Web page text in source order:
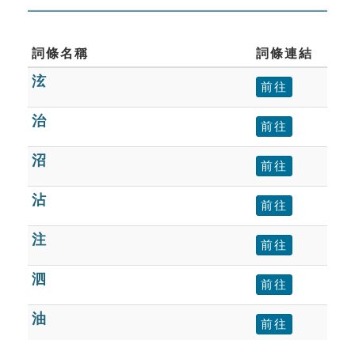
單字索引
生命大百科索引
遊戲專區
教學應用
貓頭鷹博士
詞條名稱 詞條連結
泫 前往
治 前往
沼 前往
沾 前往
注 前往
泗 前往
油 前往